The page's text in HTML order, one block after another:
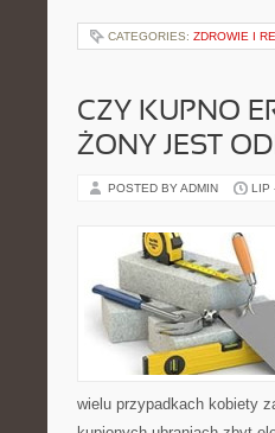
CATEGORIES: ZDROWIE I
CZY KUPNO
ŻONY JEST
POSTED BY ADMIN LIP
wielu przypadkach kobiety